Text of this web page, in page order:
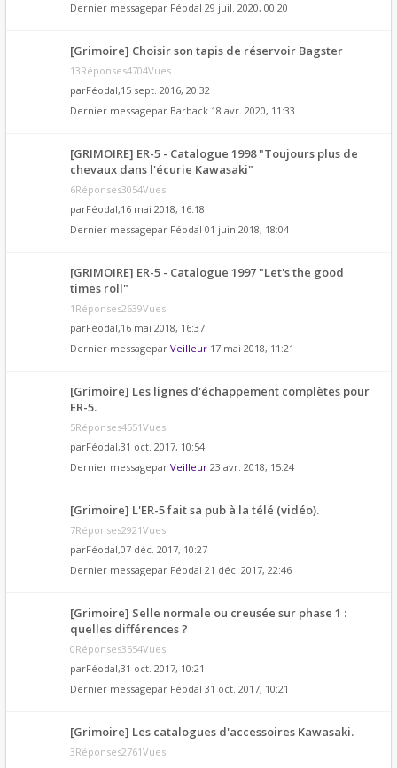
Dernier messagepar Féodal 29 juil. 2020, 00:20
[Grimoire] Choisir son tapis de réservoir Bagster
13Réponses4704Vues
parFéodal,15 sept. 2016, 20:32
Dernier messagepar Barback 18 avr. 2020, 11:33
[GRIMOIRE] ER-5 - Catalogue 1998 "Toujours plus de
chevaux dans l'écurie Kawasaki"
6Réponses3054Vues
parFéodal,16 mai 2018, 16:18
Dernier messagepar Féodal 01 juin 2018, 18:04
[GRIMOIRE] ER-5 - Catalogue 1997 "Let's the good
times roll"
1Réponses2639Vues
parFéodal,16 mai 2018, 16:37
Dernier messagepar Veilleur 17 mai 2018, 11:21
[Grimoire] Les lignes d'échappement complètes pour
ER-5.
5Réponses4551Vues
parFéodal,31 oct. 2017, 10:54
Dernier messagepar Veilleur 23 avr. 2018, 15:24
[Grimoire] L'ER-5 fait sa pub à la télé (vidéo).
7Réponses2921Vues
parFéodal,07 déc. 2017, 10:27
Dernier messagepar Féodal 21 déc. 2017, 22:46
[Grimoire] Selle normale ou creusée sur phase 1 :
quelles différences ?
0Réponses3554Vues
parFéodal,31 oct. 2017, 10:21
Dernier messagepar Féodal 31 oct. 2017, 10:21
[Grimoire] Les catalogues d'accessoires Kawasaki.
3Réponses2761Vues